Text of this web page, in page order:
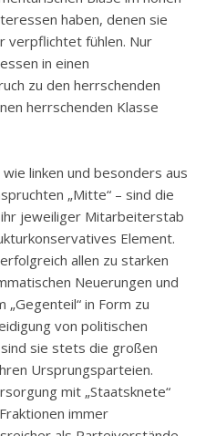
haben, denen sie
verpflichtet fühlen. Nur
in einen
zu den herrschenden
herrschenden Klasse
linken und besonders aus
„Mitte“ – sind die
jeweiliger Mitarbeiterstab
Element.
allen zu starken
Neuerungen und
„Gegenteil“ in Form zu
von politischen
sie stets die großen
Ursprungsparteien.
mit „Staatsknete“
immer